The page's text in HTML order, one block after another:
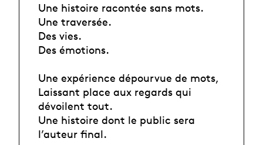
Une histoire racontée sans mots.
Une traversée.
Des vies.
Des émotions.
Une expérience dépourvue de mots,
Laissant place aux regards qui
dévoilent tout.
Une histoire dont le public sera
l’auteur final.